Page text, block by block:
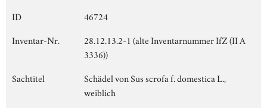
ID
46724
Inventar-Nr.
28.12.13.2-1 (alte Inventarnummer IfZ (II A
3336))
Sachtitel
Schädel von Sus scrofa f. domestica L.,
weiblich